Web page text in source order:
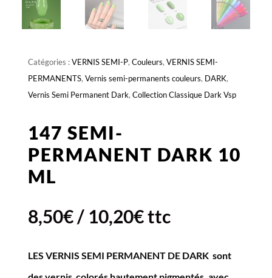
Catégories :VERNIS SEMI-P, Couleurs, VERNIS SEMI-
PERMANENTS, Vernis semi-permanents couleurs, DARK,
Vernis Semi Permanent Dark, Collection Classique Dark Vsp
147 SEMI-
PERMANENT DARK 10
ML
8,50€/ 10,20€ttc
LES VERNIS SEMI PERMANENT DE DARK sont